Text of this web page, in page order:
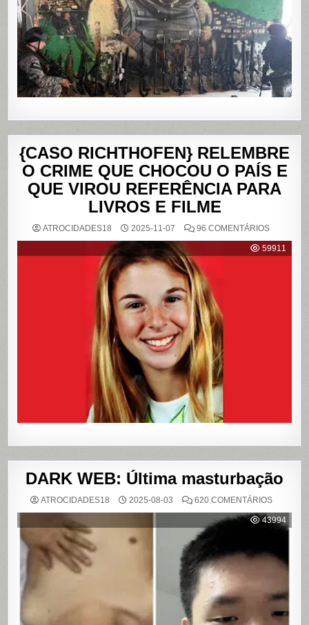
PENHA,
NO
RIO
{CASO RICHTHOFEN} RELEMBRE
O CRIME QUE CHOCOU O PAÍS E
QUE VIROU REFERÊNCIA PARA
LIVROS E FILME
ATROCIDADES18 2025-11-07 96 COMENTÁRIOSEM
59911
DARK WEB: Última masturbação
ATROCIDADES18 2025-08-03 620 COMENTÁRIOSEM
WEB:
ÚLTIMA
43994